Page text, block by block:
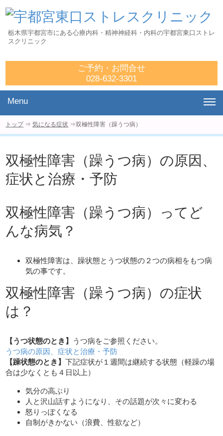
栃木県宇都宮市にある心療内科・精神神経科・内科の宇都宮東口ストレ
スクリニック
ご予約・お問合せ
028-632-3301
Menu
トップ⇒気になる症状 ⇒双極性障害（躁うつ病）
双極性障害（躁うつ病）の原因、
症状と治療・予防
双極性障害（躁うつ病）ってど
んな病気？
双極性障害は、躁状態とうつ状態の２つの病相をもつ病
気の事です。
双極性障害（躁うつ病）の症状
は？
【うつ状態のとき】
うつ病をご参照ください。
うつ病の原因、症状と治療・予防
【躁状態のとき】下記症状が１週間は継続する状態（軽躁の場
合は少なくとも４日以上）
気分の高ぶり
人と沢山話すようになり、その話題が次々に変わる
怒りっぽくなる
自制がきかない（浪費、性欲など）